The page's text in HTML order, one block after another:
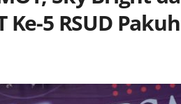
Ke-5 RSUD